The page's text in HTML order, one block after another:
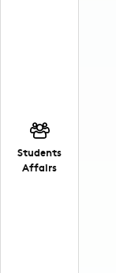
Students
Affairs